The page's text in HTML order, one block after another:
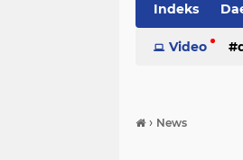
Indeks
Video
› News